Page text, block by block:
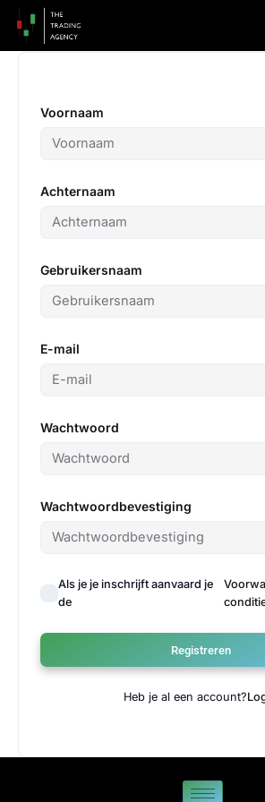
naar
Voornaam
Achternaam
Gebruikersnaam
E-mail
Wachtwoord
Wachtwoordbevestiging
Als je je inschrijft aanvaard je
de
Registreren
Heb je al een account?